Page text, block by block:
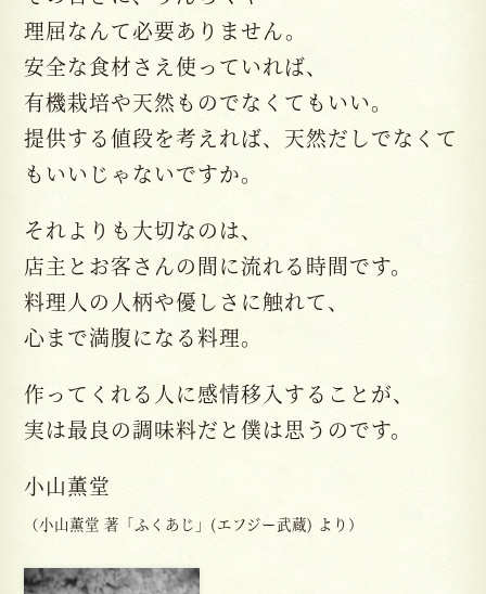
理屈なんて必要ありません。
安全な食材さえ使っていれば、
有機栽培や天然ものでなくてもいい。
提供する値段を考えれば、天然だしでなくて
もいいじゃないですか。
それよりも大切なのは、
店主とお客さんの間に流れる時間です。
料理人の人柄や優しさに触れて、
心まで満腹になる料理。
作ってくれる人に感情移入することが、
実は最良の調味料だと僕は思うのです。
小山薫堂
（小山薫堂 著「ふくあじ」(エフジー武蔵) より）